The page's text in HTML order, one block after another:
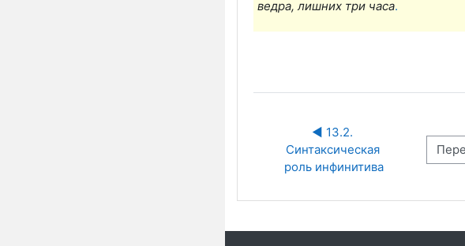
ведра, лишних три часа.
◀︎ 13.2.
Синтаксическая
роль инфинитива
Перейти на...